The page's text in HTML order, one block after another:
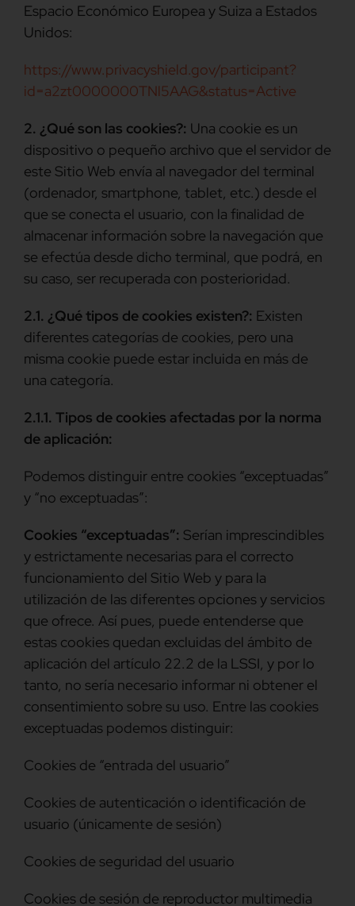
Espacio Económico Europea y Suiza a Estados
Unidos:
https://www.privacyshield.gov/participant?
id=a2zt0000000TNl5AAG&status=Active
2. ¿Qué son las cookies?: Una cookie es un
dispositivo o pequeño archivo que el servidor de
este Sitio Web envía al navegador del terminal
(ordenador, smartphone, tablet, etc.) desde el
que se conecta el usuario, con la finalidad de
almacenar información sobre la navegación que
se efectúa desde dicho terminal, que podrá, en
su caso, ser recuperada con posterioridad.
2.1. ¿Qué tipos de cookies existen?: Existen
diferentes categorías de cookies, pero una
misma cookie puede estar incluida en más de
una categoría.
2.1.1. Tipos de cookies afectadas por la norma
de aplicación:
Podemos distinguir entre cookies “exceptuadas”
y “no exceptuadas”:
Cookies “exceptuadas”: Serían imprescindibles
y estrictamente necesarias para el correcto
funcionamiento del Sitio Web y para la
utilización de las diferentes opciones y servicios
que ofrece. Así pues, puede entenderse que
estas cookies quedan excluidas del ámbito de
aplicación del artículo 22.2 de la LSSI, y por lo
tanto, no sería necesario informar ni obtener el
consentimiento sobre su uso. Entre las cookies
exceptuadas podemos distinguir:
Cookies de “entrada del usuario”
Cookies de autenticación o identificación de
usuario (únicamente de sesión)
Cookies de seguridad del usuario
Cookies de sesión de reproductor multimedia